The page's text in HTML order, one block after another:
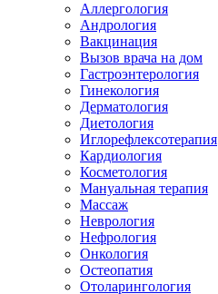
Аллергология
Андрология
Вакцинация
Вызов врача на дом
Гастроэнтерология
Гинекология
Дерматология
Диетология
Иглорефлексотерапия
Кардиология
Косметология
Мануальная терапия
Массаж
Неврология
Нефрология
Онкология
Остеопатия
Отоларингология